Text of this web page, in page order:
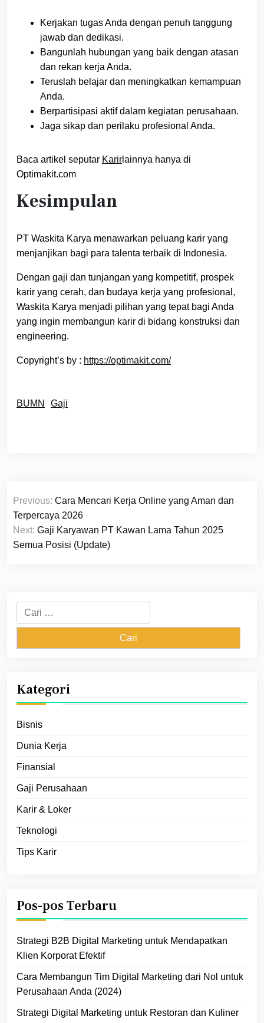
Kerjakan tugas Anda dengan penuh tanggung
jawab dan dedikasi.
Bangunlah hubungan yang baik dengan atasan
dan rekan kerja Anda.
Teruslah belajar dan meningkatkan kemampuan
Anda.
Berpartisipasi aktif dalam kegiatan perusahaan.
Jaga sikap dan perilaku profesional Anda.
Baca artikel seputar Karir lainnya hanya di
Optimakit.com
Kesimpulan
PT Waskita Karya menawarkan peluang karir yang
menjanjikan bagi para talenta terbaik di Indonesia.
Dengan gaji dan tunjangan yang kompetitif, prospek
karir yang cerah, dan budaya kerja yang profesional,
Waskita Karya menjadi pilihan yang tepat bagi Anda
yang ingin membangun karir di bidang konstruksi dan
engineering.
Copyright’s by : https://optimakit.com/
BUMN Gaji
Navigasi
pos
Previous: Cara Mencari Kerja Online yang Aman dan
Terpercaya 2026
Next: Gaji Karyawan PT Kawan Lama Tahun 2025
Semua Posisi (Update)
Cari
untuk:
Kategori
Bisnis
Dunia Kerja
Finansial
Gaji Perusahaan
Karir & Loker
Teknologi
Tips Karir
Pos-pos Terbaru
Strategi B2B Digital Marketing untuk Mendapatkan
Klien Korporat Efektif
Cara Membangun Tim Digital Marketing dari Nol untuk
Perusahaan Anda (2024)
Strategi Digital Marketing untuk Restoran dan Kuliner